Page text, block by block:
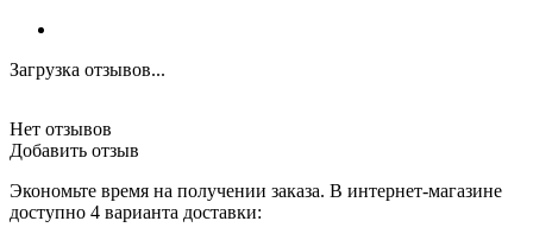
Загрузка отзывов...
Нет отзывов
Добавить отзыв
Экономьте время на получении заказа. В интернет-магазине
доступно 4 варианта доставки: